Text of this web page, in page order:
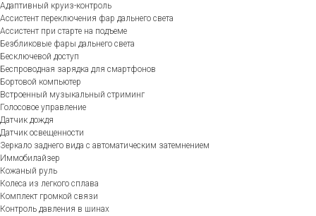
Адаптивный круиз-контроль
Ассистент переключения фар дальнего света
Ассистент при старте на подъеме
Безбликовые фары дальнего света
Бесключевой доступ
Беспроводная зарядка для смартфонов
Бортовой компьютер
Встроенный музыкальный стриминг
Голосовое управление
Датчик дождя
Датчик освещенности
Зеркало заднего вида с автоматическим затемнением
Иммобилайзер
Кожаный руль
Колеса из легкого сплава
Комплект громкой связи
Контроль давления в шинах